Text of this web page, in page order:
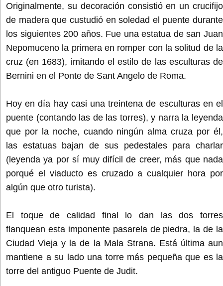
Originalmente, su decoración consistió en un crucifijo
de madera que custudió en soledad el puente durante
los siguientes 200 años. Fue una estatua de san Juan
Nepomuceno la primera en romper con la solitud de la
cruz (en 1683), imitando el estilo de las esculturas de
Bernini en el Ponte de Sant Angelo de Roma.
Hoy en día hay casi una treintena de esculturas en el
puente (contando las de las torres), y narra la leyenda
que por la noche, cuando ningún alma cruza por él,
las estatuas bajan de sus pedestales para charlar
(leyenda ya por sí muy difícil de creer, más que nada
porqué el viaducto es cruzado a cualquier hora por
algún que otro turista).
El toque de calidad final lo dan las dos torres
flanquean esta imponente pasarela de piedra, la de la
Ciudad Vieja y la de la Mala Strana. Está última aun
mantiene a su lado una torre más pequeña que es la
torre del antiguo Puente de Judit.